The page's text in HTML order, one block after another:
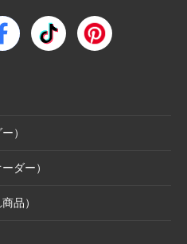
色エンピツ作家 かわばたあき
ダーランドへと誘うアートグ
クス〉と〈ミニアートボック
るお詫びと交換対応のお知ら
】新柄発表
）
ダー）
品）